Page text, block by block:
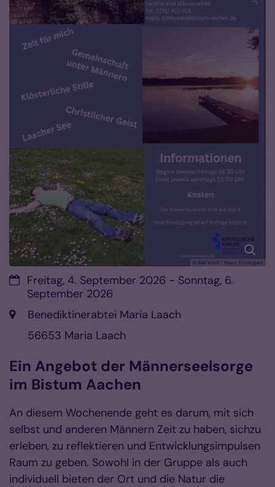
© Ralf Koch / Mario Schleypen
Datum:Freitag, 4. September 2026 - Sonntag, 6.
September 2026
Ort: Benediktinerabtei Maria Laach
56653 Maria Laach
Ein Angebot der Männerseelsorge
im Bistum Aachen
An diesem Wochenende geht es darum, mit sich
selbst und anderen Männern Zeit zu haben, sichzu
erleben, zu reflektieren und Entwicklungsimpulsen
Raum zu geben. Sowohl in der Gruppe als auch
individuell bieten der Ort und die Natur die